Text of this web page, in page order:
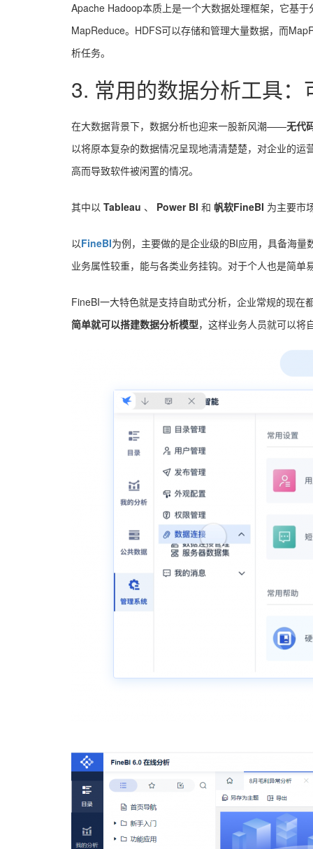
Apache Hadoop本质上是一个大数据处理框架，它基
MapReduce。HDFS可以存储和管理大量数据，而
析任务。
3. 常用的数据分析工具：
在大数据背景下，数据分析也迎来一股新风潮——无代
以将原本复杂的数据情况呈现地清清楚楚，对企业的
高而导致软件被闲置的情况。
其中以 Tableau 、 Power BI 和 帆软FineBI 为主要市
以FineBI为例，主要做的是企业级的BI应用，具备海
业务属性较重，能与各类业务挂钩。对于个人也是简
FineBI一大特色就是支持自助式分析，企业常规的现在
简单就可以搭建数据分析模型，这样业务人员就可以将